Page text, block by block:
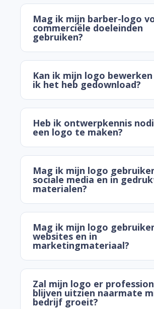
Mag ik mijn barber-logo
commerciële doeleinden
gebruiken?
Kan ik mijn logo
ik het heb gedownload?
Heb ik ontwerpkennis
een logo te maken?
Mag ik mijn logo
sociale media en in
materialen?
Mag ik mijn logo
websites en in
marketingmateriaal?
Zal mijn logo er
blijven uitzien naarmate
bedrijf groeit?